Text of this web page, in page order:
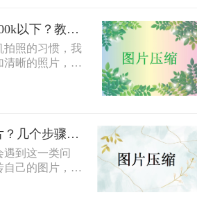
都知道一些方
供一种新的方
图片如何压缩到200k以下？教你轻松搞定照片上传限制
拍照的习惯，我
晰的照片，还
拍摄。虽然单
清晰，但保存
图片的细节又
方法是有的，
缩就可以了。
如何在线压缩照片？几个步骤轻松解决！
到这一类问
自己的图片，却
要求；几百张
放在一起太占